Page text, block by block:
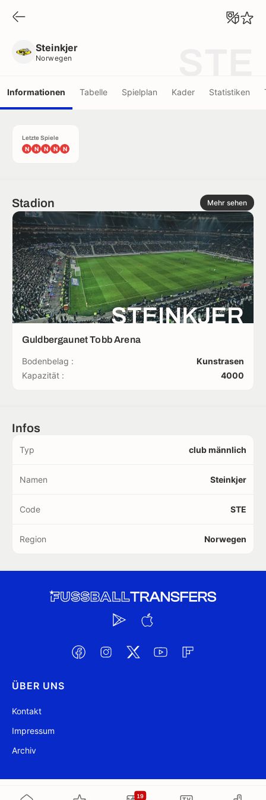
19
Steinkjer
Norwegen
Informationen Tabelle Spielplan Kader Statistiken
Letzte Spiele
N N N N N
Stadion Mehr sehen
STEINKJER
Guldbergaunet Tobb Arena
Bodenbelag :
Kunstrasen
Kapazität :
4000
Infos
Typ club männlich
Namen Steinkjer
Code STE
Region Norwegen
ÜBER UNS
Kontakt
Impressum
Archiv
@ FussballTransfers.com 2009-2026